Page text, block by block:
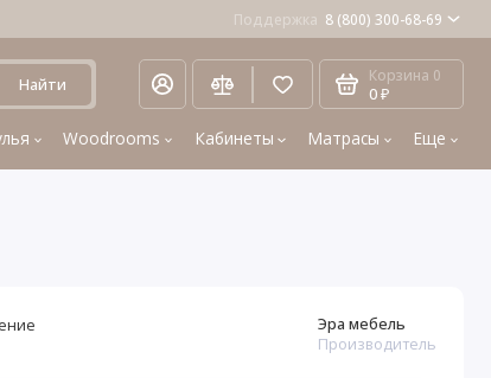
Поддержка 8 (800) 300-68-69
Найти Корзина 0
0 ₽
Woodrooms Кабинеты Матрасы Еще
Эра мебель
Производитель